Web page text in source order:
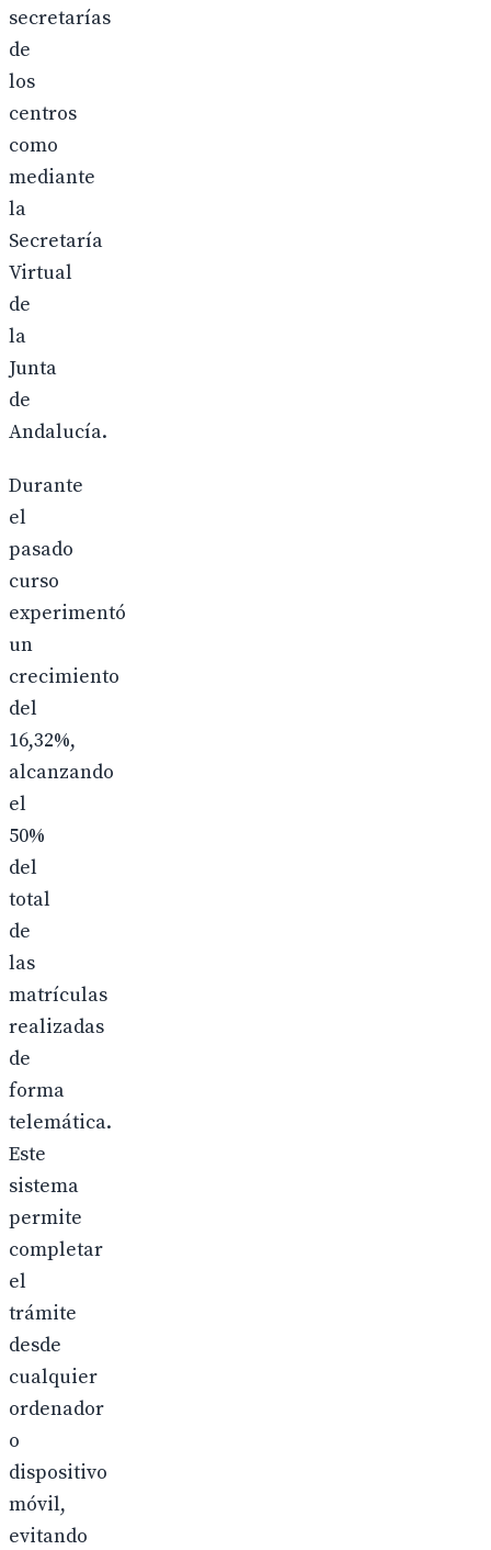
secretarías
de
los
centros
como
mediante
la
Secretaría
Virtual
de
la
Junta
de
Andalucía.
Durante
el
pasado
curso
experimentó
un
crecimiento
del
16,32%,
alcanzando
el
50%
del
total
de
las
matrículas
realizadas
de
forma
telemática.
Este
sistema
permite
completar
el
trámite
desde
cualquier
ordenador
o
dispositivo
móvil,
evitando